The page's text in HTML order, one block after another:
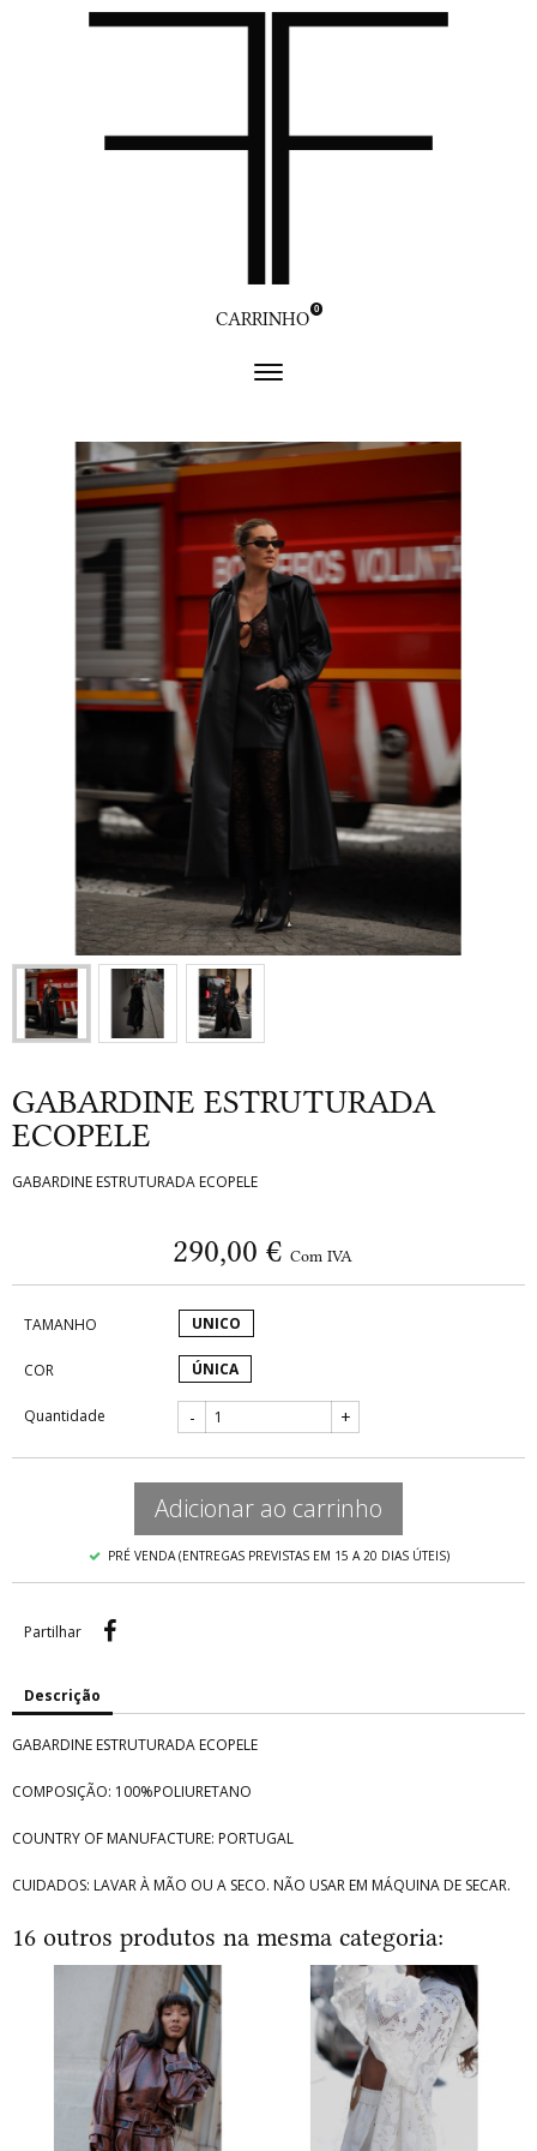
CARRINHO 0
GABARDINE ESTRUTURADA
ECOPELE
GABARDINE ESTRUTURADA ECOPELE
290,00 € Com IVA
TAMANHO UNICO
COR ÚNICA
Quantidade - +
Adicionar ao carrinho
PRÉ VENDA (ENTREGAS PREVISTAS EM 15 A 20 DIAS ÚTEIS)
Partilhar
Descrição
GABARDINE ESTRUTURADA ECOPELE
COMPOSIÇÃO: 100%POLIURETANO
COUNTRY OF MANUFACTURE: PORTUGAL
CUIDADOS: LAVAR À MÃO OU A SECO. NÃO USAR EM MÁQUINA DE SECAR.
16 outros produtos na mesma categoria: